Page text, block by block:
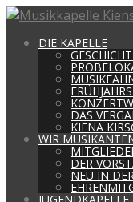
DIE KAPELLE
DAS
KIENA
WIR
DER
NEU IN